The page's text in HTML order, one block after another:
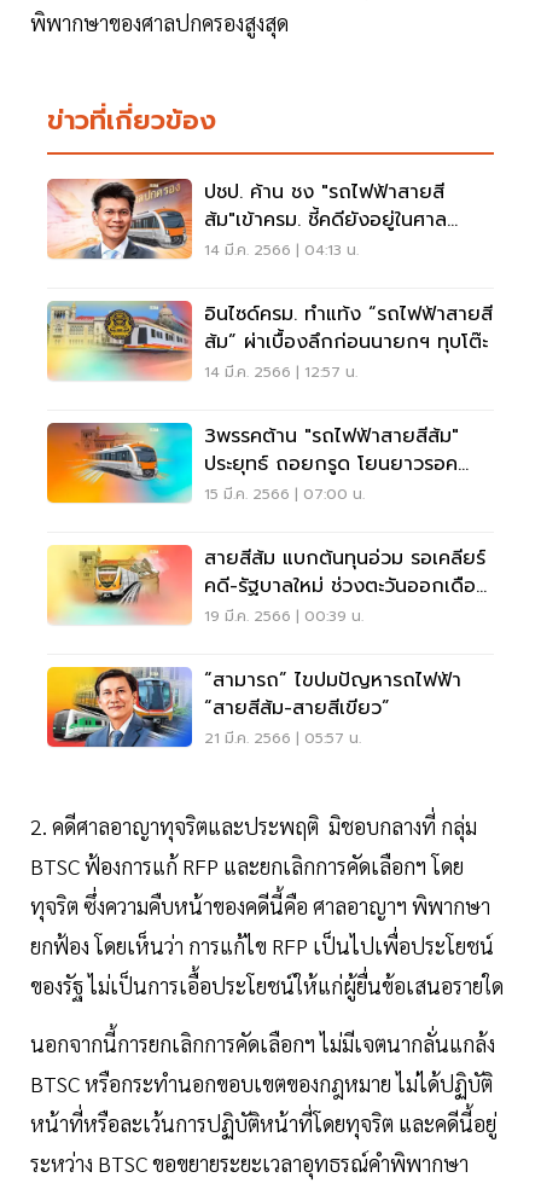
พิพากษาของศาลปกครองสูงสุด
ข่าวที่เกี่ยวข้อง
ปชป. ค้าน ชง "รถไฟฟ้าสายสี
ส้ม"เข้าครม. ชี้คดียังอยู่ในศาล
ปกครอง
14 มี.ค. 2566 | 04:13 น.
อินไซด์ครม. ทำแท้ง “รถไฟฟ้าสายสี
ส้ม” ผ่าเบื้องลึกก่อนนายกฯ ทุบโต๊ะ
14 มี.ค. 2566 | 12:57 น.
3พรรคต้าน "รถไฟฟ้าสายสีส้ม"
ประยุทธ์ ถอยกรูด โยนยาวรอค
รม.ชุดใหม่
15 มี.ค. 2566 | 07:00 น.
สายสีส้ม แบกต้นทุนอ่วม รอเคลียร์
คดี-รัฐบาลใหม่ ช่วงตะวันออกเดือน
ละ41ล้าน
19 มี.ค. 2566 | 00:39 น.
“สามารถ” ไขปมปัญหารถไฟฟ้า
“สายสีส้ม-สายสีเขียว”
21 มี.ค. 2566 | 05:57 น.
2. คดีศาลอาญาทุจริตและประพฤติ มิชอบกลางที่ กลุ่ม
BTSC ฟ้องการแก้ RFP และยกเลิกการคัดเลือกฯ โดย
ทุจริต ซึ่งความคืบหน้าของคดีนี้คือ ศาลอาญาฯ พิพากษา
ยกฟ้อง โดยเห็นว่า การแก้ไข RFP เป็นไปเพื่อประโยชน์
ของรัฐ ไม่เป็นการเอื้อประโยชน์ให้แก่ผู้ยื่นข้อเสนอรายใด
นอกจากนี้การยกเลิกการคัดเลือกฯ ไม่มีเจตนากลั่นแกล้ง
BTSC หรือกระทำนอกขอบเขตของกฎหมาย ไม่ได้ปฏิบัติ
หน้าที่หรือละเว้นการปฏิบัติหน้าที่โดยทุจริต และคดีนี้อยู่
ระหว่าง BTSC ขอขยายระยะเวลาอุทธรณ์คำพิพากษา